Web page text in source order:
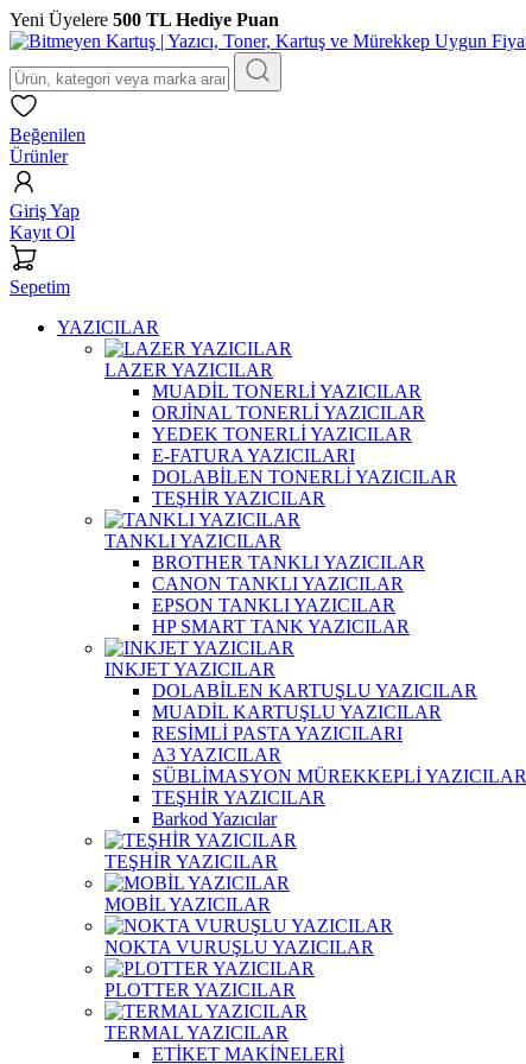
Yeni Üyelere 500 TL Hediye Puan
Beğenilen
Ürünler
Giriş Yap
Kayıt Ol
Sepetim
YAZICILAR
LAZER YAZICILAR
MUADİL TONERLİ YAZICILAR
ORJİNAL TONERLİ YAZICILAR
YEDEK TONERLİ YAZICILAR
E-FATURA YAZICILARI
DOLABİLEN TONERLİ YAZICILAR
TEŞHİR YAZICILAR
TANKLI YAZICILAR
BROTHER TANKLI YAZICILAR
CANON TANKLI YAZICILAR
EPSON TANKLI YAZICILAR
HP SMART TANK YAZICILAR
INKJET YAZICILAR
DOLABİLEN KARTUŞLU YAZICILAR
MUADİL KARTUŞLU YAZICILAR
RESİMLİ PASTA YAZICILARI
A3 YAZICILAR
SÜBLİMASYON MÜREKKEPLİ YAZICILAR
TEŞHİR YAZICILAR
Barkod Yazıcılar
TEŞHİR YAZICILAR
MOBİL YAZICILAR
NOKTA VURUŞLU YAZICILAR
PLOTTER YAZICILAR
TERMAL YAZICILAR
ETİKET MAKİNELERİ